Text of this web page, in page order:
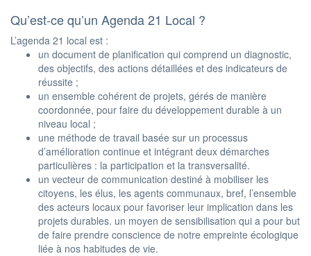
Qu’est-ce qu’un Agenda 21 Local ?
L’agenda 21 local est :
un document de planification qui comprend un diagnostic,
des objectifs, des actions détaillées et des indicateurs de
réussite ;
un ensemble cohérent de projets, gérés de manière
coordonnée, pour faire du développement durable à un
niveau local ;
une méthode de travail basée sur un processus
d’amélioration continue et intégrant deux démarches
particulières : la participation et la transversalité.
un vecteur de communication destiné à mobiliser les
citoyens, les élus, les agents communaux, bref, l’ensemble
des acteurs locaux pour favoriser leur implication dans les
projets durables. un moyen de sensibilisation qui a pour but
de faire prendre conscience de notre empreinte écologique
liée à nos habitudes de vie.